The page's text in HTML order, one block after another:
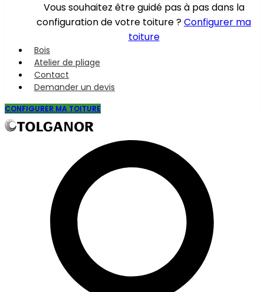
Vous souhaitez être guidé pas à pas dans la
configuration de votre toiture ?Configurer ma
toiture
Bois
Atelier de pliage
Contact
Demander un devis
CONFIGURER MA TOITURE